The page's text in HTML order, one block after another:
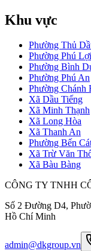
Khu vực
Phường Thủ
Phường Phú Lợi
Phường Bình
Phường Phú An
Phường Chánh
Xã Dầu Tiếng
Xã Minh Thạnh
Xã Long Hòa
Xã Thanh An
Phường Bến
Xã Trừ Văn
Xã Bàu Bàng
CÔNG TY TNHH
Số 2 Đường D4,
Hồ Chí Minh
admin@dkgroup.vn